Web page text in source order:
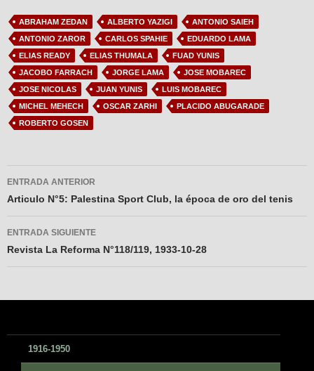
ABRAHAM ZEDAN ALBERTO YAZIGI
ANTONIO SAIEH
ANTONIO ZAROR
CARLOS SPAHIE
EDUARDO LAMA
ELIAS READY
ELIAS THUMALA
FUAD YUNIS
JACOBO FARRACH
JORGE LAMA
JOSE MOBAREC
JOSE NICOLAS
JUAN YUNIS
LUIS MOBAREC
MICHEL MEHECH
OSCAR ZARHI
PLACIDO ABUGARADE
ROBERTO GOSEN
Navegador
de
entradas
ENTRADA ANTERIOR
Articulo N°5: Palestina Sport Club, la época de oro del tenis
ENTRADA SIGUIENTE
Revista La Reforma N°118/119, 1933-10-28
1916-1950